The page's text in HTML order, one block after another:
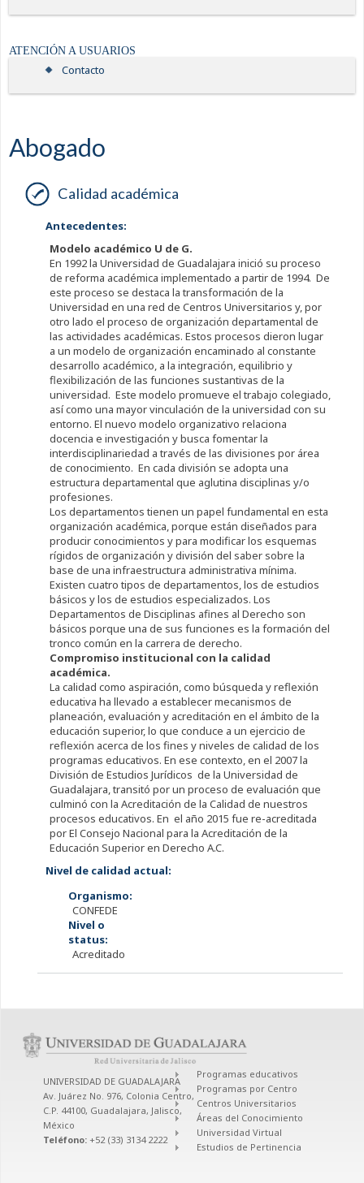
ATENCIÓN A USUARIOS
Contacto
Abogado
Calidad académica
Antecedentes:
Modelo académico U de G.
En 1992 la Universidad de Guadalajara inició su proceso
de reforma académica implementado a partir de 1994. De
este proceso se destaca la transformación de la
Universidad en una red de Centros Universitarios y, por
otro lado el proceso de organización departamental de
las actividades académicas. Estos procesos dieron lugar
a un modelo de organización encaminado al constante
desarrollo académico, a la integración, equilibrio y
flexibilización de las funciones sustantivas de la
universidad. Este modelo promueve el trabajo colegiado,
así como una mayor vinculación de la universidad con su
entorno. El nuevo modelo organizativo relaciona
docencia e investigación y busca fomentar la
interdisciplinariedad a través de las divisiones por área
de conocimiento. En cada división se adopta una
estructura departamental que aglutina disciplinas y/o
profesiones.
Los departamentos tienen un papel fundamental en esta
organización académica, porque están diseñados para
producir conocimientos y para modificar los esquemas
rígidos de organización y división del saber sobre la
base de una infraestructura administrativa mínima.
Existen cuatro tipos de departamentos, los de estudios
básicos y los de estudios especializados. Los
Departamentos de Disciplinas afines al Derecho son
básicos porque una de sus funciones es la formación del
tronco común en la carrera de derecho.
Compromiso institucional con la calidad
académica.
La calidad como aspiración, como búsqueda y reflexión
educativa ha llevado a establecer mecanismos de
planeación, evaluación y acreditación en el ámbito de la
educación superior, lo que conduce a un ejercicio de
reflexión acerca de los fines y niveles de calidad de los
programas educativos. En ese contexto, en el 2007 la
División de Estudios Jurídicos de la Universidad de
Guadalajara, transitó por un proceso de evaluación que
culminó con la Acreditación de la Calidad de nuestros
procesos educativos. En el año 2015 fue re-acreditada
por El Consejo Nacional para la Acreditación de la
Educación Superior en Derecho A.C.
Nivel de calidad actual:
Organismo:
CONFEDE
Nivel o
status:
Acreditado
UNIVERSIDAD DE GUADALAJARA
Av. Juárez No. 976, Colonia Centro,
C.P. 44100, Guadalajara, Jalisco,
México
Teléfono: +52 (33) 3134 2222
Programas educativos
Programas por Centro
Centros Universitarios
Áreas del Conocimiento
Universidad Virtual
Estudios de Pertinencia